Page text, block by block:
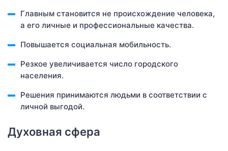
Главным становится не происхождение человека,
а его личные и профессиональные качества.
Повышается социальная мобильность.
Резкое увеличивается число городского
населения.
Решения принимаются людьми в соответствии с
личной выгодой.
Духовная сфера